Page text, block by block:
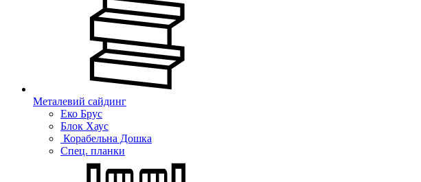
Металевий сайдинг
Еко Брус
Блок Хаус
Корабельна Дошка
Спец. планки